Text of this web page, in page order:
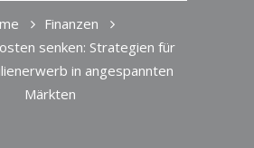
Finanzen
senken: Strategien für
in angespannten
Märkten